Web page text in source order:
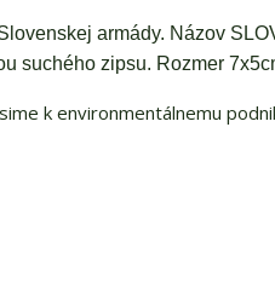
armády. Názov
suchého zipsu. Rozmer
k environmentálnemu